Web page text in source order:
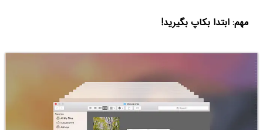
مهم: ابتدا بکاپ بگیرید!